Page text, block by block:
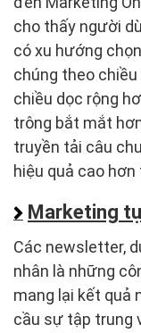
cho thấy người
có xu hướng
chúng theo
chiều dọc rộng
trông bắt mắt
truyền tải câu
hiệu quả cao
Marketing
Các newsletter,
nhân là những
mang lại kết quả
cầu sự tập trung